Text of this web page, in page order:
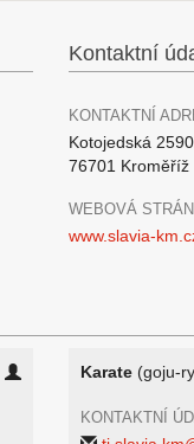
Kontaktní
KONTAKTNÍ
Kotojedská 2590
76701 Kroměříž
WEBOVÁ
www.slavia-
Karate (goju-
KONTAKTNÍ